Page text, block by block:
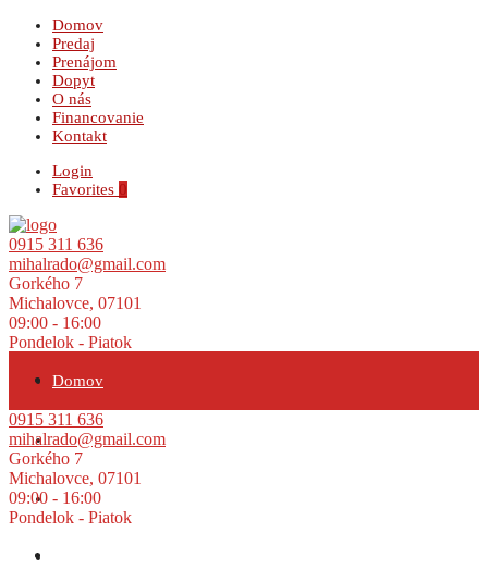
Domov
Predaj
Prenájom
Dopyt
O nás
Financovanie
Kontakt
Login
Favorites 0
0915 311 636
mihalrado@gmail.com
Gorkého 7
Michalovce, 07101
09:00 - 16:00
Pondelok - Piatok
Domov
Predaj
Prenájom
0915 311 636
mihalrado@gmail.com
Gorkého 7
Michalovce, 07101
09:00 - 16:00
Pondelok - Piatok